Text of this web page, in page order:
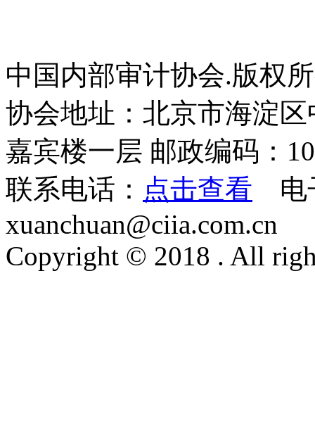
中国内部审计协会.版权
协会地址：北京市海淀
嘉宾楼一层 邮政编码：
联系电话： 点击查看 电
xuanchuan@ciia.com.cn
Copyright © 2018 . All